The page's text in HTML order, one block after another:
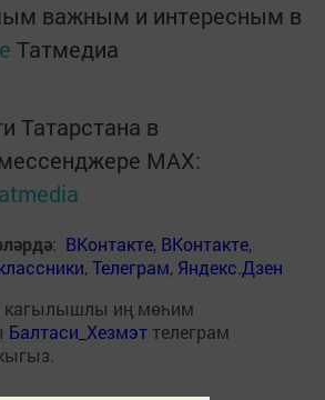
важным и интересным в
Татмедиа
Татарстана в
MАХ:
: ВКонтакте, ВКонтакте,
,Телеграм, Яндекс.Дзен
иң мөһим
Балтаси_Хезмэт телеграм